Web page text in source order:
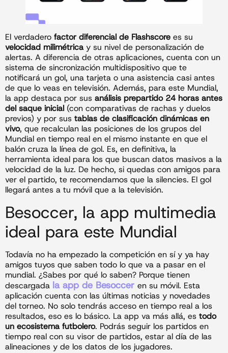
El verdadero factor diferencial de Flashscore es su
velocidad milimétrica y su nivel de personalización de
alertas. A diferencia de otras aplicaciones, cuenta con un
sistema de sincronización multidispositivo que te
notificará un gol, una tarjeta o una asistencia casi antes
de que lo veas en televisión. Además, para este Mundial,
la app destaca por sus análisis prepartido 24 horas antes
del saque inicial (con comparativas de rachas y duelos
previos) y por sus tablas de clasificación dinámicas en
vivo, que recalculan las posiciones de los grupos del
Mundial en tiempo real en el mismo instante en que el
balón cruza la línea de gol. Es, en definitiva, la
herramienta ideal para los que buscan datos masivos a la
velocidad de la luz. De hecho, si quedas con amigos para
ver el partido, te recomendamos que la silencies. El gol
llegará antes a tu móvil que a la televisión.
Besoccer, la app multimedia
ideal para este Mundial
Todavía no ha empezado la competición en sí y ya hay
amigos tuyos que saben todo lo que va a pasar en el
mundial. ¿Sabes por qué lo saben? Porque tienen
descargada la app de Besoccer en su móvil. Esta
aplicación cuenta con las últimas noticias y novedades
del torneo. No solo tendrás acceso en tiempo real a los
resultados, eso es lo básico. La app va más allá, es todo
un ecosistema futbolero. Podrás seguir los partidos en
tiempo real con su visor de partidos, estar al día de las
alineaciones y de los datos de los jugadores.